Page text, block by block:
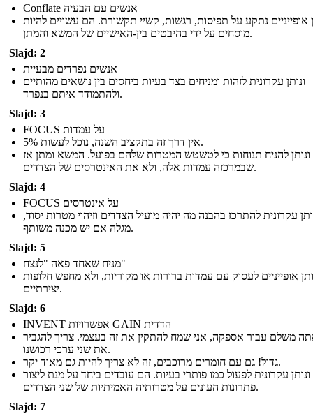
Conflate אנשים עם הבעיה
אופייניים נתקע על תפיסות, רגשות, קשיי תקשורת. הם עשויים להיות
מוסחים על ידי בהיבטים בין-האישיים של המשא והמתן.
Slajd: 2
אנשים נפרדים מבעיית
ונותן עקרונית לזהות ומניחים בצד בעיות ביחסים בין נושאים מהותיים
ולהתמודד איתם בנפרד.
Slajd: 3
FOCUS על עמדות
אין דרך זה בתקציב השנה, נוכל לעשות 5%.
ונותן להניח תנוחות כי לטשטש המטרות שלהם בפועל. המשא ומתן אז
שבמרכזה עמדות אלה, ולא את האינטרסים של הצדדים.
Slajd: 4
FOCUS על אינטרסים
עקרונית להתרכז בהבנה מה יהיה מועיל הצדדים וזיהוי מטרות יסוד,
מגלה אם יש מכנה משותף.
Slajd: 5
מניח שאחד פאה "לנצח"
אופייניים לעסוק עם עמדות ברורות או מקוריות, ולא מחפש חלופות
יצירתיים.
Slajd: 6
INVENT אפשרויות GAIN הדדית
משלם עבור אספקה, אני שמח להתקין את זה בעצמי. צריך להגביר
את שני ערכי רכושנו.
גדול! גם עם חומרים מרוכבים, זה לא צריך להיות גם מאוד יקר.
ונותן עקרונית לפעול כמו פותרי בעיות. הם עובדים ביחד על מנת ליצור
פתרונות העונים על מטרותיה האמיתיות של שני הצדדים.
Slajd: 7